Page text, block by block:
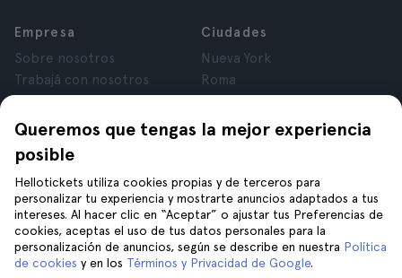
Queremos que tengas la mejor experiencia
posible
Hellotickets utiliza cookies propias y de terceros para
personalizar tu experiencia y mostrarte anuncios adaptados a tus
intereses. Al hacer clic en “Aceptar” o ajustar tus Preferencias de
cookies, aceptas el uso de tus datos personales para la
personalización de anuncios, según se describe en nuestra Política
de cookies y en los Términos y Privacidad de Google.
Empresa
Sobre nosotros
Trabajá con nosotros
Opiniones
Privacidad
Términos y Condiciones
Aviso Legal
Cookies
Ciudades
Nueva York
Roma
Londres
Granada
Tenerife
Ayuda
Unite a nosotros en